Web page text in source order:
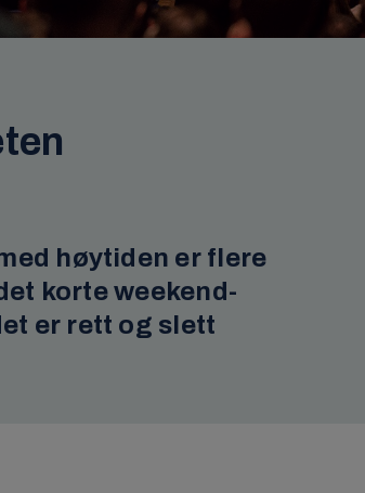
høytiden er flere
korte weekend-
er rett og slett